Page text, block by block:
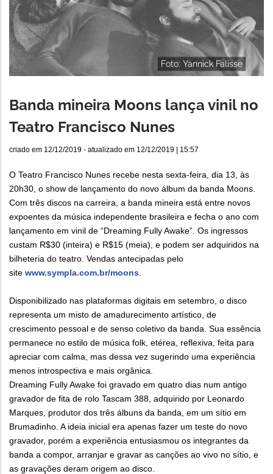
Foto: Yannick Falisse
Banda mineira Moons lança vinil no
Teatro Francisco Nunes
criado em 12/12/2019 - atualizado em 12/12/2019 | 15:57
O Teatro Francisco Nunes recebe nesta sexta-feira, dia 13, às
20h30, o show de lançamento do novo álbum da banda Moons.
Com três discos na carreira, a banda mineira está entre novos
expoentes da música independente brasileira e fecha o ano com
lançamento em vinil de “Dreaming Fully Awake”. Os ingressos
custam R$30 (inteira) e R$15 (meia), e podem ser adquiridos na
bilheteria do teatro. Vendas antecipadas pelo
site www.sympla.com.br/moons.
Disponibilizado nas plataformas digitais em setembro, o disco
representa um misto de amadurecimento artístico, de
crescimento pessoal e de senso coletivo da banda. Sua essência
permanece no estilo de música folk, etérea, reflexiva, feita para
apreciar com calma, mas dessa vez sugerindo uma experiência
menos introspectiva e mais orgânica.
Dreaming Fully Awake foi gravado em quatro dias num antigo
gravador de fita de rolo Tascam 388, adquirido por Leonardo
Marques, produtor dos três álbuns da banda, em um sítio em
Brumadinho. A ideia inicial era apenas fazer um teste do novo
gravador, porém a experiência entusiasmou os integrantes da
banda a compor, arranjar e gravar as canções ao vivo no sítio, e
as gravações deram origem ao disco.